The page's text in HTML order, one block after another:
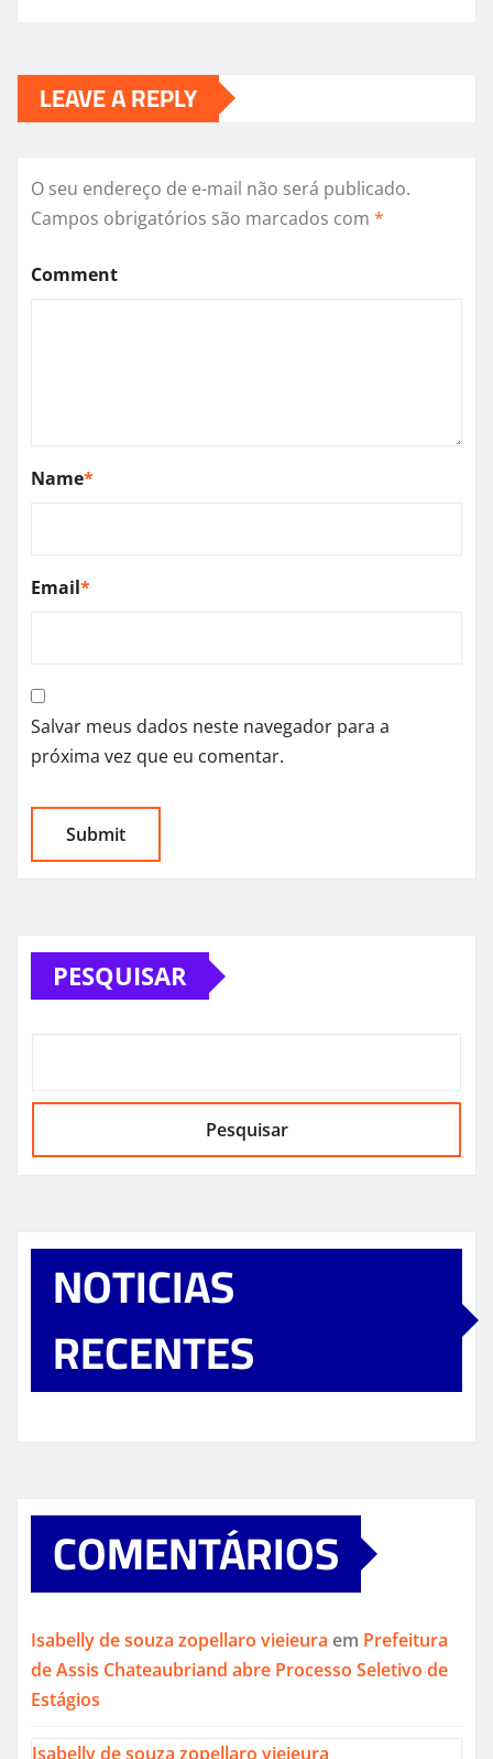
LEAVE A REPLY
O seu endereço de e-mail não será publicado.
Campos obrigatórios são marcados com *
Comment
Name*
Email*
Salvar meus dados neste navegador para a
próxima vez que eu comentar.
PESQUISAR
Pesquisar
NOTICIAS
RECENTES
COMENTÁRIOS
Isabelly de souza zopellaro vieieura em Prefeitura
de Assis Chateaubriand abre Processo Seletivo de
Estágios
Isabelly de souza zopellaro vieieura